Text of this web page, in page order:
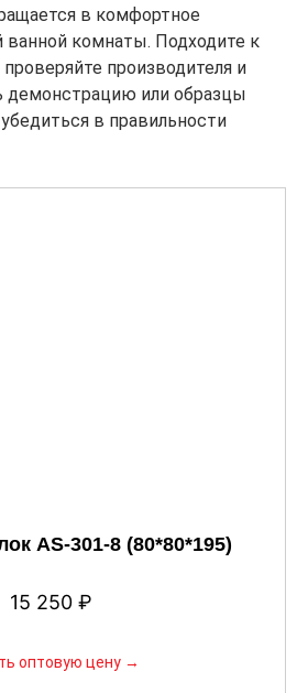
в комфортное
комнаты. Подходите к
производителя и
демонстрацию или образцы
в правильности
AS-301-8 (80*80*195)
15 250 ₽
оптовую цену →